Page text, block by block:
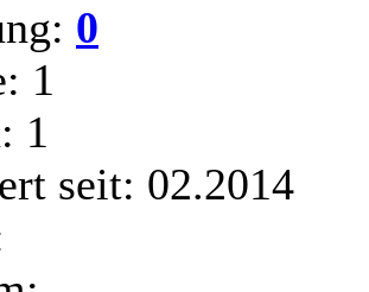
0
1
1
seit: 02.2014